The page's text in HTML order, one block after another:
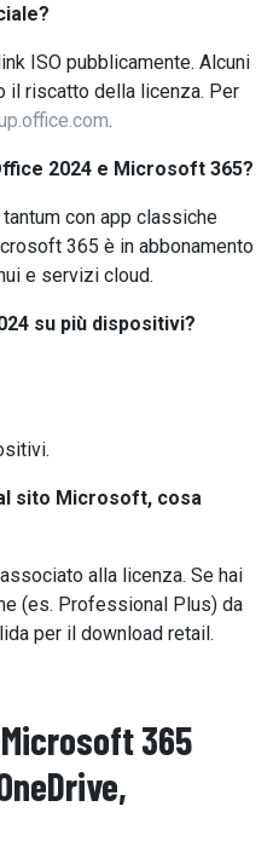
ISO pubblicamente. Alcuni
il riscatto della licenza. Per
.
2024 e Microsoft 365?
con app classiche
365 è in abbonamento
e servizi cloud.
su più dispositivi?
sito Microsoft, cosa
alla licenza. Se hai
(es. Professional Plus) da
per il download retail.
365